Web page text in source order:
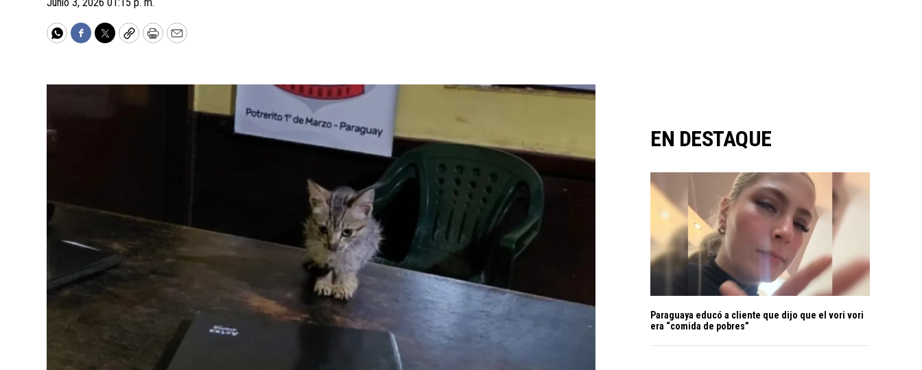
WhatsApp
Facebook
TwitterCopyPrintEmail
EN DESTAQUE
Paraguaya educó a cliente que dijo que el vori vori
era “comida de pobres”